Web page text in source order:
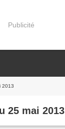
Publicité
2013
25 mai 2013